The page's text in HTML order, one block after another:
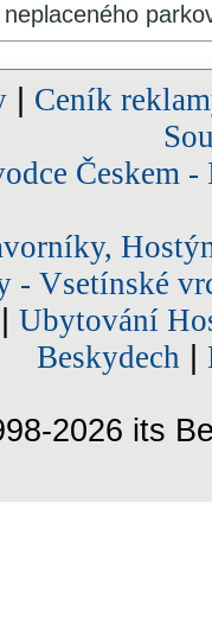
| Ceník
Českem
- Vsetínské
Ubytování
Beskydech
2026 its